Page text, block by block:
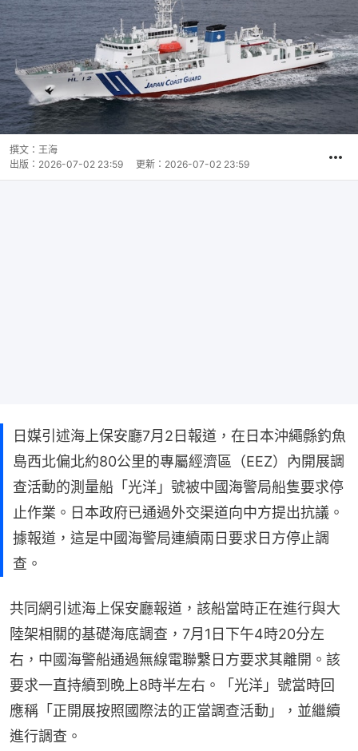
撰文： 王海
出版： 2026-07-02 23:59 更新： 2026-07-02 23:59
日媒引述海上保安廳7月2日報道，在日本沖繩縣釣魚
島西北偏北約80公里的專屬經濟區（EEZ）內開展調
查活動的測量船「光洋」號被中國海警局船隻要求停
止作業。日本政府已通過外交渠道向中方提出抗議。
據報道，這是中國海警局連續兩日要求日方停止調
查。
共同網引述海上保安廳報道，該船當時正在進行與大
陸架相關的基礎海底調查，7月1日下午4時20分左
右，中國海警船通過無線電聯繫日方要求其離開。該
要求一直持續到晚上8時半左右。「光洋」號當時回
應稱「正開展按照國際法的正當調查活動」，並繼續
進行調查。